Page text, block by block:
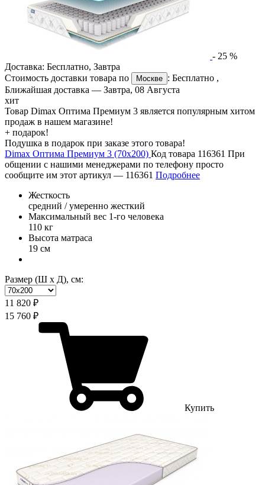
- 25 %
Доставка: Бесплатно, Завтра
Стоимость доставки товара по
Москве : Бесплатно ,
Ближайшая доставка — Завтра, 08 Августа
хит
Товар Dimax Оптима Премиум 3 является популярным хитом
продаж в нашем магазине!
+ подарок!
Подушка в подарок при заказе этого товара!
Dimax Оптима Премиум 3 (70х200) Код товара 116361 При
общении с нашими менеджерами по телефону просто
сообщите им этот артикул — 116361 Подробнее
Жесткость
средний / умеренно жесткий
Максимальный вес 1-го человека
110 кг
Высота матраса
19 см
Размер (Ш х Д), см:
11 820 ₽
15 760 ₽
Купить